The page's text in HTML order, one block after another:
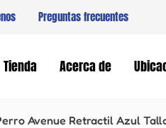
Preguntas frecuentes
Tienda Acerca de
Avenue Retractil Azul